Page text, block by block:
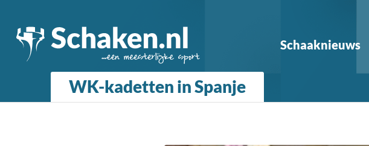
Schaaknieuws
WK-kadetten in Spanje